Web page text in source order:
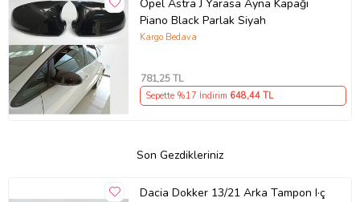
Opel Astra J Yarasa Ayna Kapağı
Piano Black Parlak Siyah
Kargo Bedava
781,25 TL
Sepette %17 İndirim 648,44 TL
Son Gezdikleriniz
Dacia Dokker 13/21 Arka Tampon I·ç